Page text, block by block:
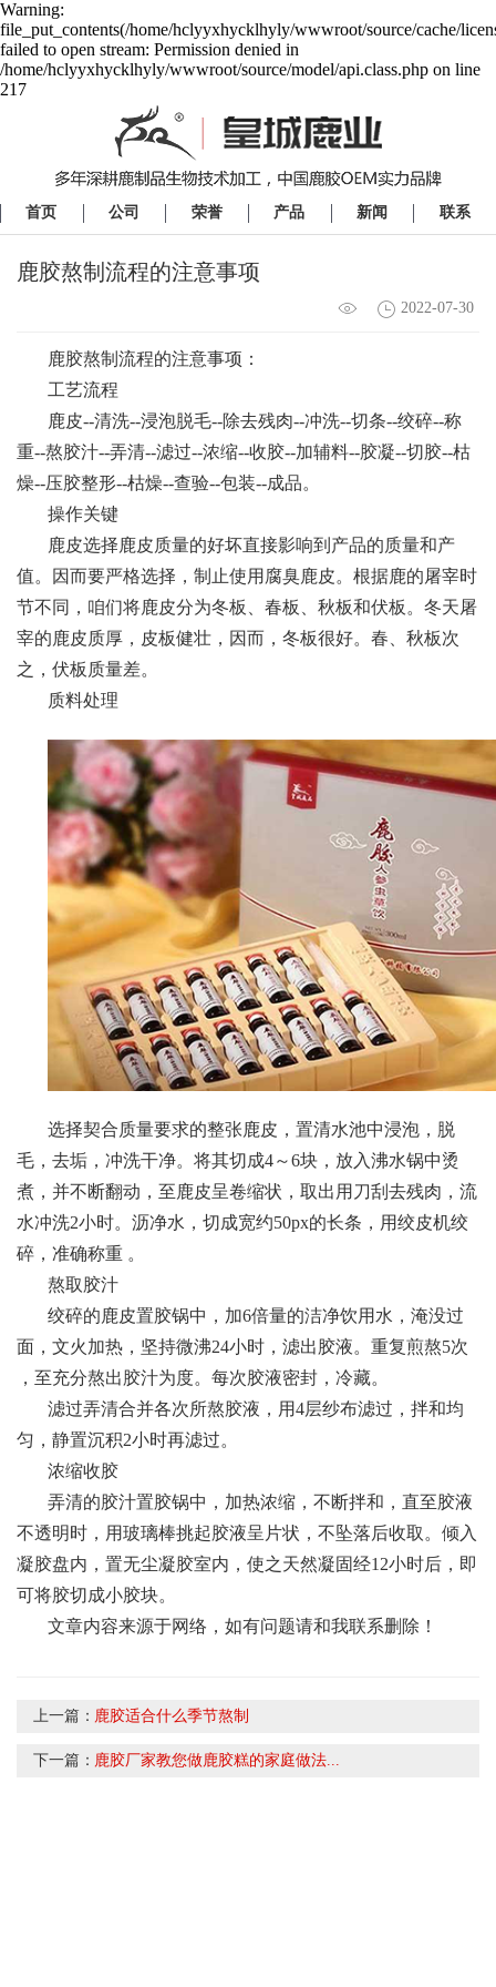
Warning:
file_put_contents(/home/hclyyxhycklhyly/wwwroot/source/cache/
failed to open stream: Permission denied in
/home/hclyyxhycklhyly/wwwroot/source/model/api.class.php on line
217
首页 公司 荣誉 产品 新闻 联系
鹿胶熬制流程的注意事项
2022-07-30
鹿胶熬制流程的注意事项：
工艺流程
鹿皮--清洗--浸泡脱毛--除去残肉--冲洗--切条--绞碎--称
重--熬胶汁--弄清--滤过--浓缩--收胶--加辅料--胶凝--切胶--枯
燥--压胶整形--枯燥--查验--包装--成品。
操作关键
鹿皮选择鹿皮质量的好坏直接影响到产品的质量和产
值。因而要严格选择，制止使用腐臭鹿皮。根据鹿的屠宰时
节不同，咱们将鹿皮分为冬板、春板、秋板和伏板。冬天屠
宰的鹿皮质厚，皮板健壮，因而，冬板很好。春、秋板次
之，伏板质量差。
质料处理
选择契合质量要求的整张鹿皮，置清水池中浸泡，脱
毛，去垢，冲洗干净。将其切成4～6块，放入沸水锅中烫
煮，并不断翻动，至鹿皮呈卷缩状，取出用刀刮去残肉，流
水冲洗2小时。沥净水，切成宽约50px的长条，用绞皮机绞
碎，准确称重 。
熬取胶汁
绞碎的鹿皮置胶锅中，加6倍量的洁净饮用水，淹没过
面，文火加热，坚持微沸24小时，滤出胶液。重复煎熬5次
，至充分熬出胶汁为度。每次胶液密封，冷藏。
滤过弄清合并各次所熬胶液，用4层纱布滤过，拌和均
匀，静置沉积2小时再滤过。
浓缩收胶
弄清的胶汁置胶锅中，加热浓缩，不断拌和，直至胶液
不透明时，用玻璃棒挑起胶液呈片状，不坠落后收取。倾入
凝胶盘内，置无尘凝胶室内，使之天然凝固经12小时后，即
可将胶切成小胶块。
文章内容来源于网络，如有问题请和我联系删除！
上一篇： 鹿胶适合什么季节熬制
下一篇： 鹿胶厂家教您做鹿胶糕的家庭做法...